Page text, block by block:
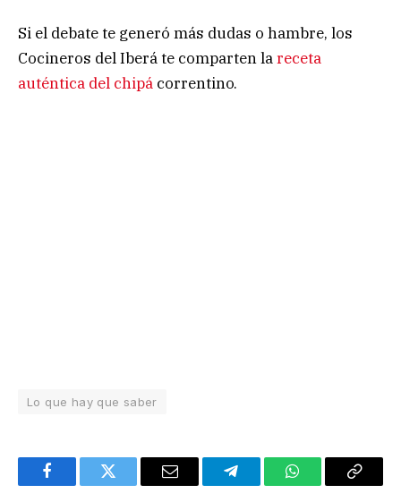
Si el debate te generó más dudas o hambre, los
Cocineros del Iberá te comparten lareceta
auténtica del chipá correntino.
Lo que hay que saber
FacebookTwitter Email TelegramWhatsAppCopy